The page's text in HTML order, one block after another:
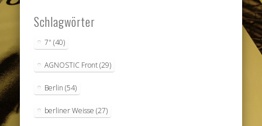
Schlagwörter
7" (40)
AGNOSTIC Front(29)
Berlin (54)
berliner Weisse (27)